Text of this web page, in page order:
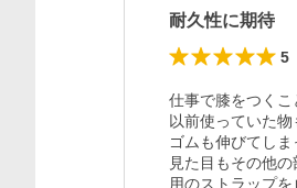
耐久性に期待
5
仕事で膝をつくこ
以前使っていた
ゴムも伸びてし
見た目もその他
用のストラップ